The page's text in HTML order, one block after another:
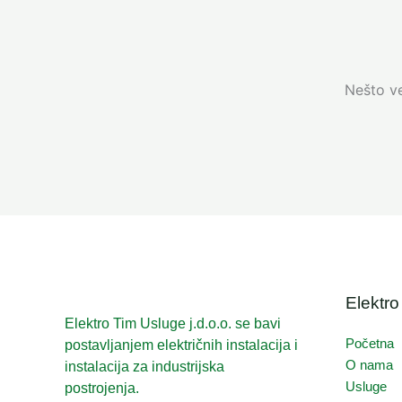
Nešto
Elektro Tim Usluge j.d.o.o. se bavi
postavljanjem električnih instalacija i
instalacija za industrijska
postrojenja.
Elektro
Početna
O nama
Usluge